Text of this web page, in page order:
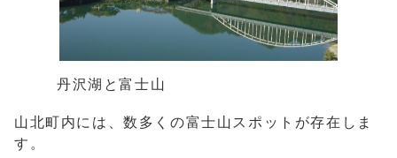
丹沢湖と富士山
山北町内には、数多くの富士山スポットが存在しま
す。